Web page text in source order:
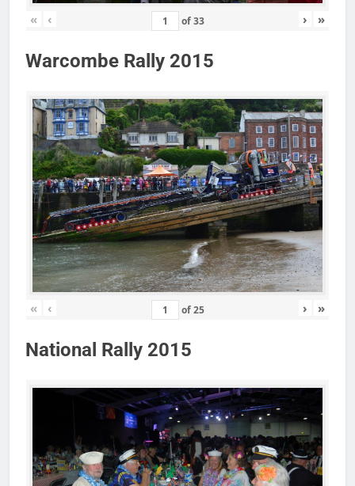
« ‹ of33 › »
Warcombe Rally 2015
« ‹ of25 › »
National Rally 2015